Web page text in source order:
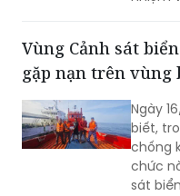
ủy,
- Khen
Vùng Cảnh sát
gặp nạn trên vùng
Ngày
biết,
chống
chức
sát